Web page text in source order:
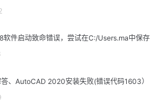
软件启动致命错误，尝试在C:/Users.ma中保存
、AutoCAD 2020安装失败(错误代码1603）